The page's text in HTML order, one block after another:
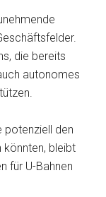
die bereits
autonomes
potenziell den
könnten, bleibt
für U-Bahnen